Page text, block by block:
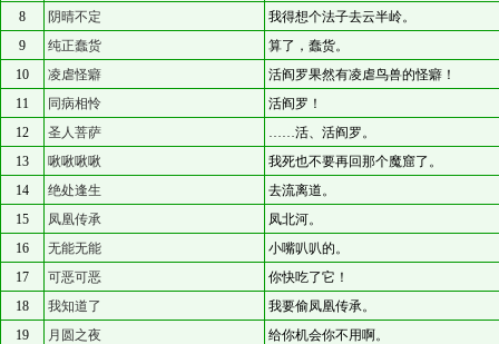
8
阴晴不定
我得想个法子去云半岭。
9
纯正蠢货
算了，蠢货。
10
凌虐怪癖
活阎罗果然有凌虐鸟兽的怪癖！
11
同病相怜
活阎罗！
12
圣人菩萨
……活、活阎罗。
13
啾啾啾啾
我死也不要再回那个魔窟了。
14
绝处逢生
去流离道。
15
凤凰传承
凤北河。
16
无能无能
小嘴叭叭的。
17
可恶可恶
你快吃了它！
18
我知道了
我要偷凤凰传承。
19
月圆之夜
给你机会你不用啊。